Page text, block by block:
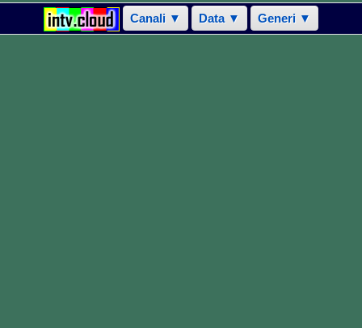
Canali ▼ Data ▼ Generi ▼